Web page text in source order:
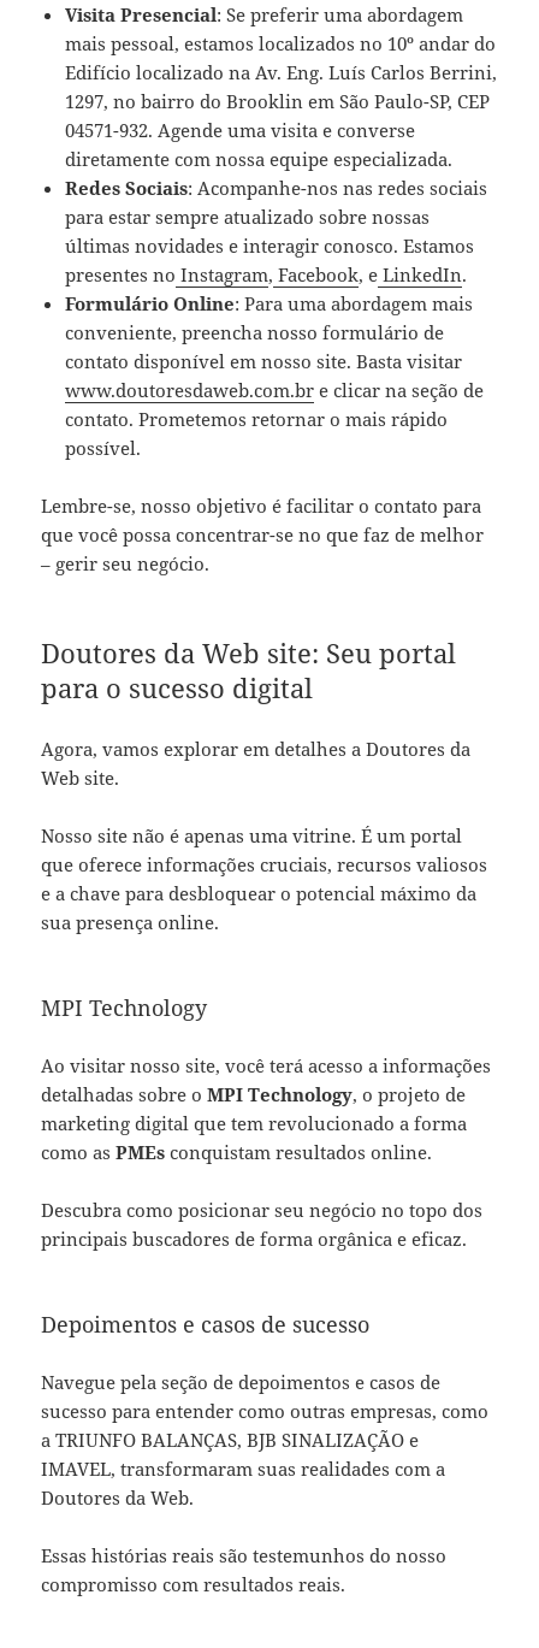
Visita Presencial: Se preferir uma abordagem
mais pessoal, estamos localizados no 10º andar do
Edifício localizado na Av. Eng. Luís Carlos Berrini,
1297, no bairro do Brooklin em São Paulo-SP, CEP
04571-932. Agende uma visita e converse
diretamente com nossa equipe especializada.
Redes Sociais: Acompanhe-nos nas redes sociais
para estar sempre atualizado sobre nossas
últimas novidades e interagir conosco. Estamos
presentes no Instagram, Facebook, e LinkedIn.
Formulário Online: Para uma abordagem mais
conveniente, preencha nosso formulário de
contato disponível em nosso site. Basta visitar
www.doutoresdaweb.com.br e clicar na seção de
contato. Prometemos retornar o mais rápido
possível.
Lembre-se, nosso objetivo é facilitar o contato para
que você possa concentrar-se no que faz de melhor
– gerir seu negócio.
Doutores da Web site: Seu portal
para o sucesso digital
Agora, vamos explorar em detalhes a Doutores da
Web site.
Nosso site não é apenas uma vitrine. É um portal
que oferece informações cruciais, recursos valiosos
e a chave para desbloquear o potencial máximo da
sua presença online.
MPI Technology
Ao visitar nosso site, você terá acesso a informações
detalhadas sobre oMPI Technology, o projeto de
marketing digital que tem revolucionado a forma
como asPMEs conquistam resultados online.
Descubra como posicionar seu negócio no topo dos
principais buscadores de forma orgânica e eficaz.
Depoimentos e casos de sucesso
Navegue pela seção de depoimentos e casos de
sucesso para entender como outras empresas, como
a TRIUNFO BALANÇAS, BJB SINALIZAÇÃO e
IMAVEL, transformaram suas realidades com a
Doutores da Web.
Essas histórias reais são testemunhos do nosso
compromisso com resultados reais.